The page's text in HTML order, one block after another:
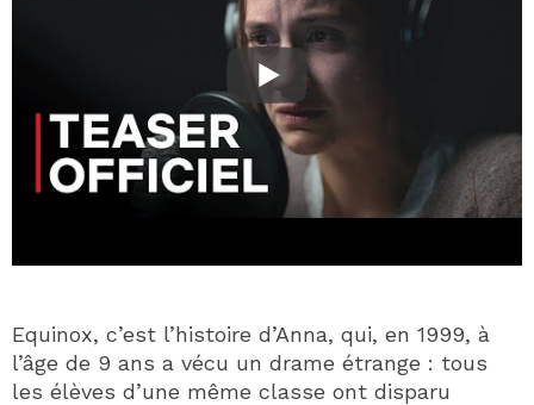
Equinox, c’est l’histoire d’Anna, qui, en 1999, à
l’âge de 9 ans a vécu un drame étrange : tous
les élèves d’une même classe ont disparu